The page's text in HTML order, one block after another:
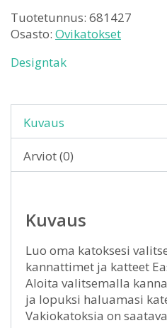
Tuotetunnus: 681427
Osasto: Ovikatokset
Designtak
Kuvaus
Arviot (0)
Kuvaus
Luo oma katoksesi
kannattimet ja katteet
Aloita valitsemalla
ja lopuksi haluamasi
Vakiokatoksia on